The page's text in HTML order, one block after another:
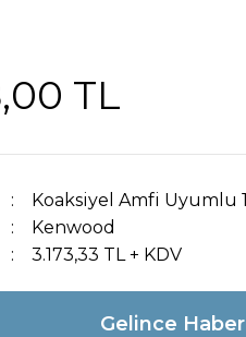
TL
Koaksiyel Amfi Uyumlu
Kenwood
3.173,33 TL + KDV
Gelince